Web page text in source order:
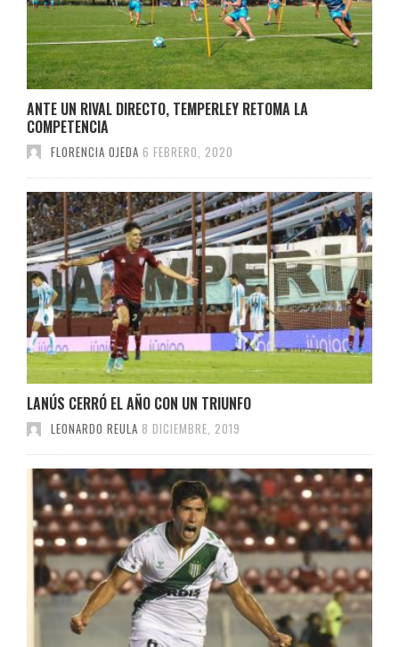
ANTE UN RIVAL DIRECTO, TEMPERLEY RETOMA LA
COMPETENCIA
FLORENCIA OJEDA 6 FEBRERO, 2020
LANÚS CERRÓ EL AÑO CON UN TRIUNFO
LEONARDO REULA 8 DICIEMBRE, 2019